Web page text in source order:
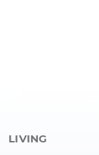
LIVING